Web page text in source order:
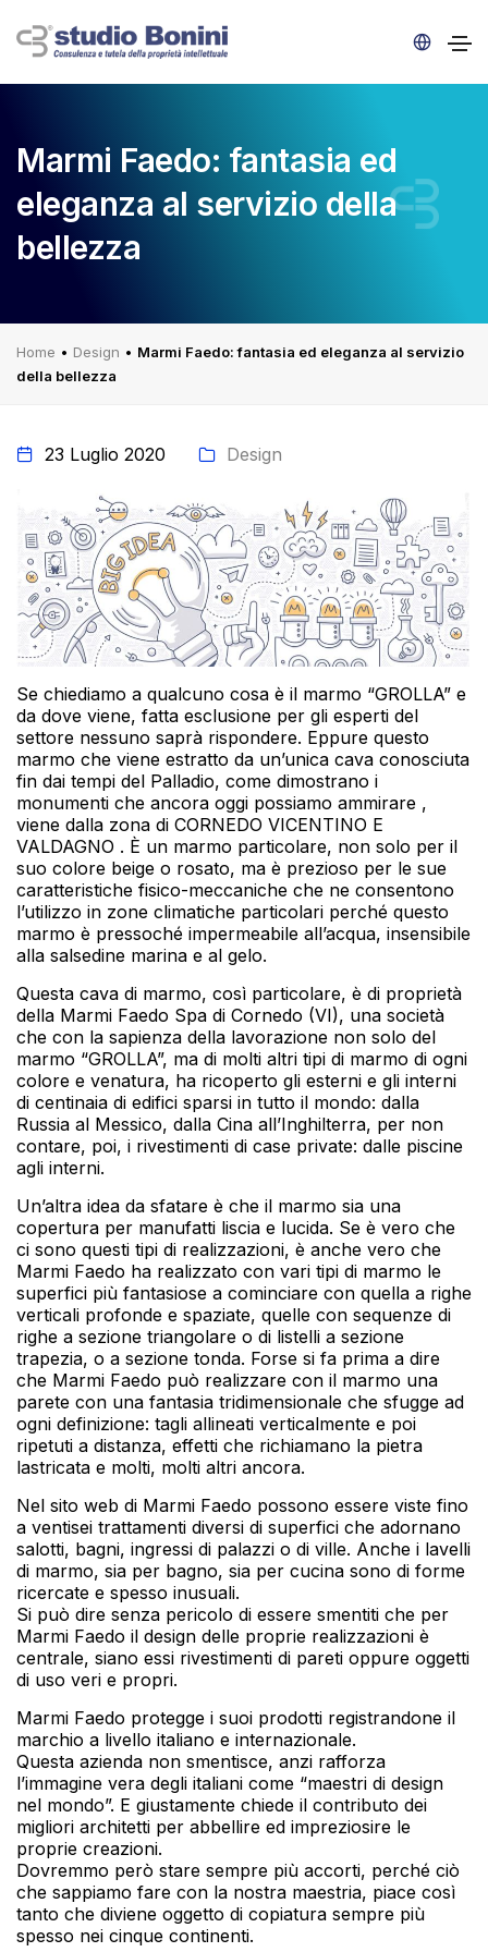
Marmi Faedo: fantasia ed
eleganza al servizio della
bellezza
Home • Design • Marmi Faedo: fantasia ed eleganza al servizio
della bellezza
23 Luglio 2020 Design
Se chiediamo a qualcuno cosa è il marmo “GROLLA” e
da dove viene, fatta esclusione per gli esperti del
settore nessuno saprà rispondere. Eppure questo
marmo che viene estratto da un’unica cava conosciuta
fin dai tempi del Palladio, come dimostrano i
monumenti che ancora oggi possiamo ammirare ,
viene dalla zona di CORNEDO VICENTINO E
VALDAGNO . È un marmo particolare, non solo per il
suo colore beige o rosato, ma è prezioso per le sue
caratteristiche fisico-meccaniche che ne consentono
l’utilizzo in zone climatiche particolari perché questo
marmo è pressoché impermeabile all’acqua, insensibile
alla salsedine marina e al gelo.
Questa cava di marmo, così particolare, è di proprietà
della Marmi Faedo Spa di Cornedo (VI), una società
che con la sapienza della lavorazione non solo del
marmo “GROLLA”, ma di molti altri tipi di marmo di ogni
colore e venatura, ha ricoperto gli esterni e gli interni
di centinaia di edifici sparsi in tutto il mondo: dalla
Russia al Messico, dalla Cina all’Inghilterra, per non
contare, poi, i rivestimenti di case private: dalle piscine
agli interni.
Un’altra idea da sfatare è che il marmo sia una
copertura per manufatti liscia e lucida. Se è vero che
ci sono questi tipi di realizzazioni, è anche vero che
Marmi Faedo ha realizzato con vari tipi di marmo le
superfici più fantasiose a cominciare con quella a righe
verticali profonde e spaziate, quelle con sequenze di
righe a sezione triangolare o di listelli a sezione
trapezia, o a sezione tonda. Forse si fa prima a dire
che Marmi Faedo può realizzare con il marmo una
parete con una fantasia tridimensionale che sfugge ad
ogni definizione: tagli allineati verticalmente e poi
ripetuti a distanza, effetti che richiamano la pietra
lastricata e molti, molti altri ancora.
Nel sito web di Marmi Faedo possono essere viste fino
a ventisei trattamenti diversi di superfici che adornano
salotti, bagni, ingressi di palazzi o di ville. Anche i lavelli
di marmo, sia per bagno, sia per cucina sono di forme
ricercate e spesso inusuali.
Si può dire senza pericolo di essere smentiti che per
Marmi Faedo il design delle proprie realizzazioni è
centrale, siano essi rivestimenti di pareti oppure oggetti
di uso veri e propri.
Marmi Faedo protegge i suoi prodotti registrandone il
marchio a livello italiano e internazionale.
Questa azienda non smentisce, anzi rafforza
l’immagine vera degli italiani come “maestri di design
nel mondo”. E giustamente chiede il contributo dei
migliori architetti per abbellire ed impreziosire le
proprie creazioni.
Dovremmo però stare sempre più accorti, perché ciò
che sappiamo fare con la nostra maestria, piace così
tanto che diviene oggetto di copiatura sempre più
spesso nei cinque continenti.